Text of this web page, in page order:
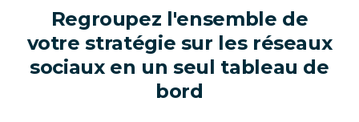
Regroupez l'ensemble de
votre stratégie sur les réseaux
sociaux en un seul tableau de
bord